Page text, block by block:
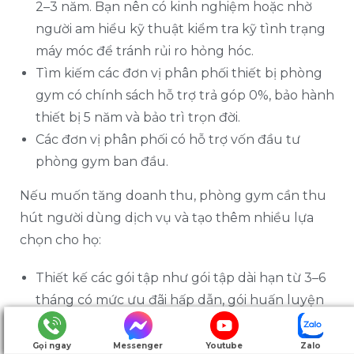
2–3 năm. Bạn nên có kinh nghiệm hoặc nhờ
người am hiểu kỹ thuật kiểm tra kỹ tình trạng
máy móc để tránh rủi ro hỏng hóc.
Tìm kiếm các đơn vị phân phối thiết bị phòng
gym có chính sách hỗ trợ trả góp 0%, bảo hành
thiết bị 5 năm và bảo trì trọn đời.
Các đơn vị phân phối có hỗ trợ vốn đầu tư
phòng gym ban đầu.
Nếu muốn tăng doanh thu, phòng gym cần thu
hút người dùng dịch vụ và tạo thêm nhiều lựa
chọn cho họ:
Thiết kế các gói tập như gói tập dài hạn từ 3–6
tháng có mức ưu đãi hấp dẫn, gói huấn luyện
PT cá nhân hoặc nhóm nhỏ, combo tập luyện
kết hợp thực đơn ăn uống khoa học,…
Zalo
Youtube
Messenger
Gọi ngay